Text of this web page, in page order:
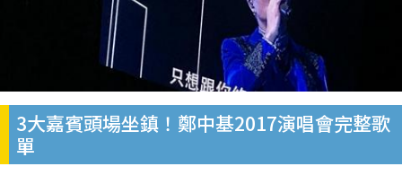
3大嘉賓頭場坐鎮！鄭中基2017演唱會完整歌
單